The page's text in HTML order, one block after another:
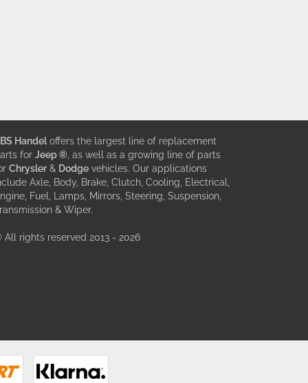
Handel offers the largest line of replacement
for Jeep ®, as well as a growing line of parts
Chrysler & Dodge vehicles. Our applications
Axle, Body, Brake, Clutch, Cooling, Electrical,
Fuel, Lamps, Mirrors, Steering, Suspension,
& Wiper.
All rights reserved 2013 - 2026